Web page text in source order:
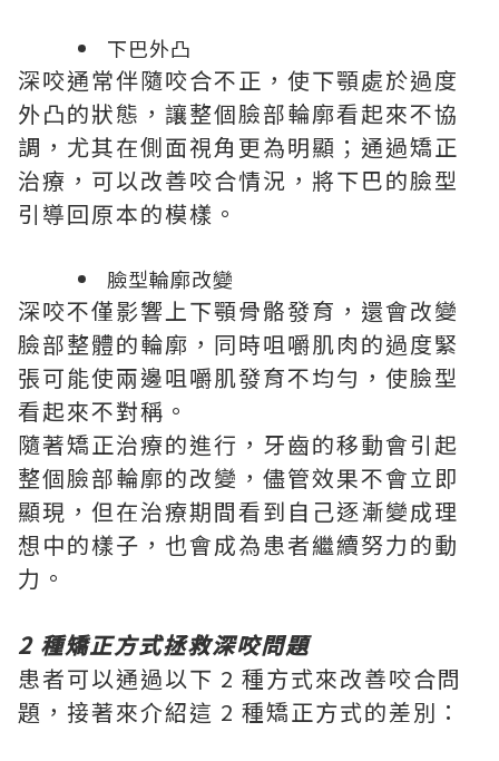
下巴外凸
深咬通常伴隨咬合不正，使下顎處於過度
外凸的狀態，讓整個臉部輪廓看起來不協
調，尤其在側面視角更為明顯；通過矯正
治療，可以改善咬合情況，將下巴的臉型
引導回原本的模樣。
臉型輪廓改變
深咬不僅影響上下顎骨骼發育，還會改變
臉部整體的輪廓，同時咀嚼肌肉的過度緊
張可能使兩邊咀嚼肌發育不均勻，使臉型
看起來不對稱。
隨著矯正治療的進行，牙齒的移動會引起
整個臉部輪廓的改變，儘管效果不會立即
顯現，但在治療期間看到自己逐漸變成理
想中的樣子，也會成為患者繼續努力的動
力。
2 種矯正方式拯救深咬問題
患者可以通過以下 2 種方式來改善咬合問
題，接著來介紹這 2 種矯正方式的差別：